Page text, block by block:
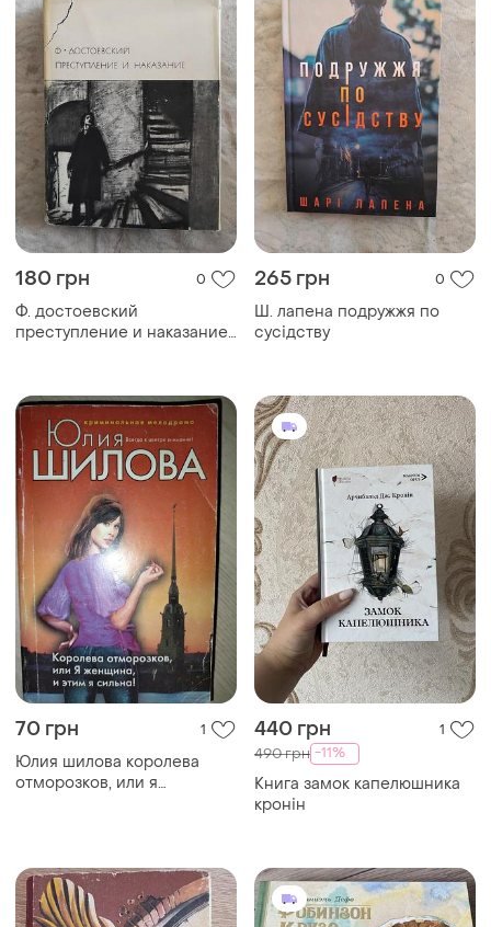
Юлия шилова королева
отморозков, или я
женщина, а значит я сильна
490 грн
Книга замок капелюшника
кронін
80 грн 0
А.н. рыбаков
"кортик.бронзовая
птица.выстрел"
1615 грн 0
Робинзон крузо даниэль
дефо худ иткин
550 грн 0 275 грн 1